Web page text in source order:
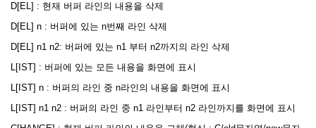
D[EL] : 현재 버퍼 라인의 내용을 삭제
D[EL] n : 버퍼에 있는 n번째 라인 삭제
D[EL] n1 n2: 버퍼에 있는 n1 부터 n2까지의 라인 삭제
L[IST] : 버퍼에 있는 모든 내용을 화면에 표시
L[IST] n : 버퍼의 라인 중 n라인의 내용을 화면에 표시
L[IST] n1 n2 : 버퍼의 라인 중 n1 라인부터 n2 라인까지를 화면에 표시